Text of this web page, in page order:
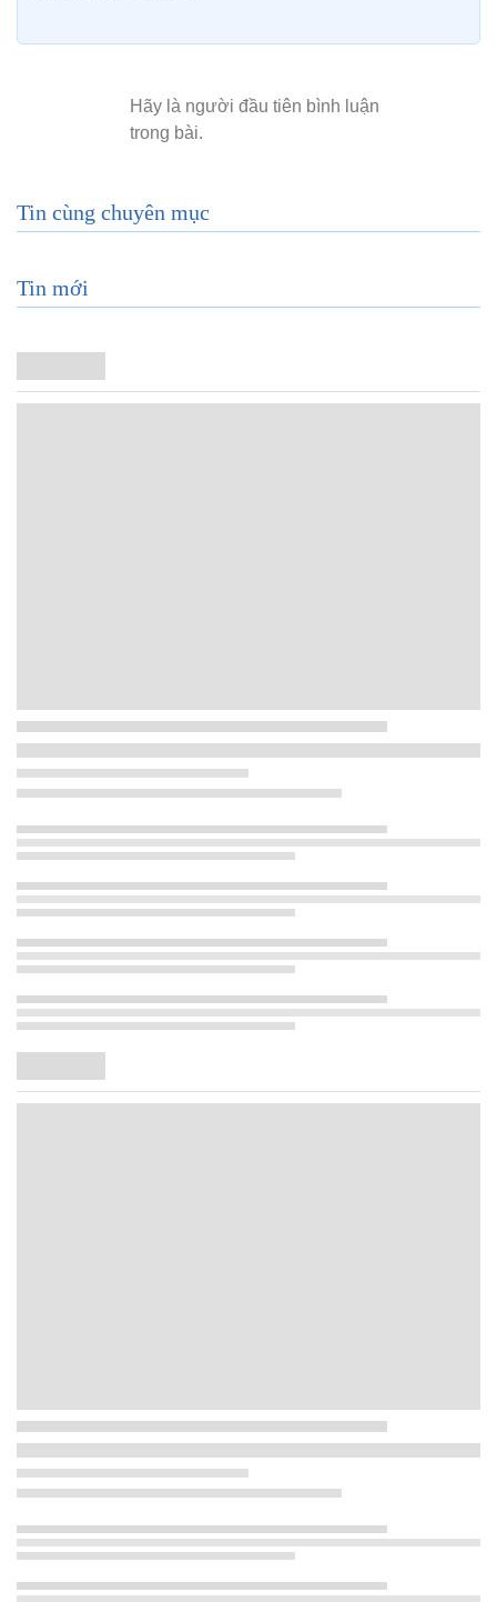
Tin cùng chuyên mục
Tin mới